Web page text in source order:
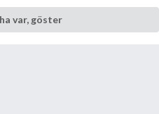
var, göster